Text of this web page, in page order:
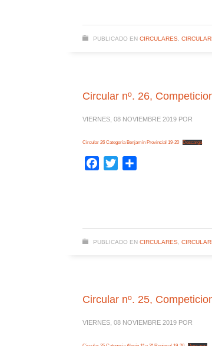
PUBLICADO EN CIRCULARES,
Circular nº. 26,
VIERNES, 08 NOVIEMBRE 2019 POR
Circular 26 Categoría Benjamín Provincial 19-20 Descarga
Facebook
Twitter
PUBLICADO EN CIRCULARES,
Circular nº. 25,
VIERNES, 08 NOVIEMBRE 2019 POR